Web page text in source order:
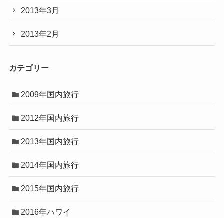
2013年3月
2013年2月
カテゴリー
2009年国内旅行
2012年国内旅行
2013年国内旅行
2014年国内旅行
2015年国内旅行
2016年ハワイ